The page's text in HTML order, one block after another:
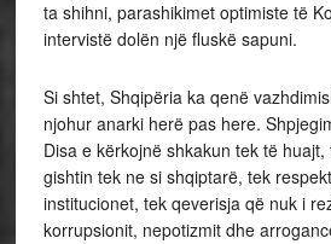
ta shihni, parashikimet optimiste të
intervistë dolën një fluskë sapuni.
Si shtet, Shqipëria ka qenë
njohur anarki herë pas here.
Disa e kërkojnë shkakun tek të
gishtin tek ne si shqiptarë, tek
institucionet, tek qeverisja që nuk i
korrupsionit, nepotizmit dhe